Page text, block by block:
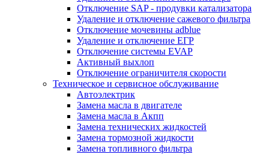
Отключение SAP - продувки катализатора
Удаление и отключение сажевого фильтра
Отключение мочевины adblue
Удаление и отключение ЕГР
Отключение системы EVAP
Активный выхлоп
Отключение ограничителя скорости
Техническое и сервисное обслуживание
Автоэлектрик
Замена масла в двигателе
Замена масла в Акпп
Замена технических жидкостей
Замена тормозной жидкости
Замена топливного фильтра